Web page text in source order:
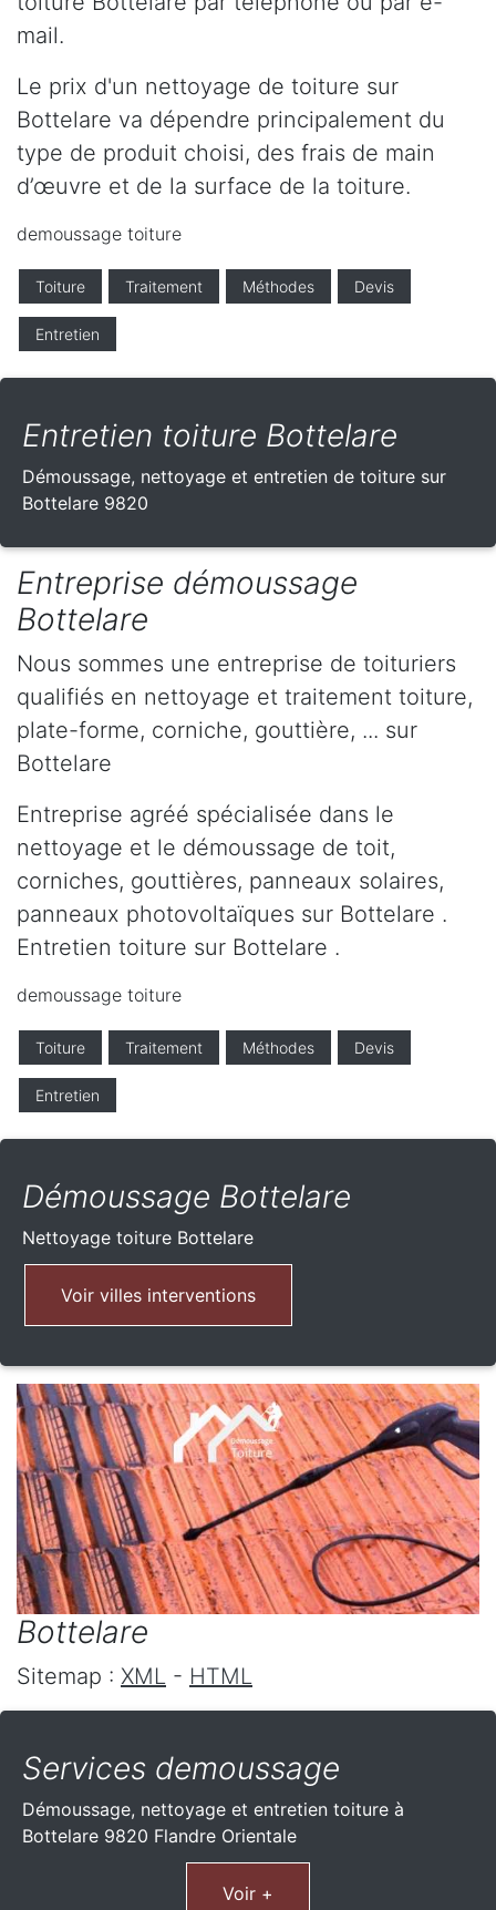
mail.
Le prix d'un nettoyage de toiture sur
Bottelare va dépendre principalement du
type de produit choisi, des frais de main
d’œuvre et de la surface de la toiture.
demoussage toiture
Toiture Traitement Méthodes Devis
Entretien
Entretien toiture Bottelare
Démoussage, nettoyage et entretien de toiture sur
Bottelare 9820
Entreprise démoussage
Bottelare
Nous sommes une entreprise de toituriers
qualifiés en nettoyage et traitement toiture,
plate-forme, corniche, gouttière, ... sur
Bottelare
Entreprise agréé spécialisée dans le
nettoyage et le démoussage de toit,
corniches, gouttières, panneaux solaires,
panneaux photovoltaïques sur Bottelare .
Entretien toiture sur Bottelare .
demoussage toiture
Toiture Traitement Méthodes Devis
Entretien
Démoussage Bottelare
Nettoyage toiture Bottelare
Voir villes interventions
Bottelare
Sitemap : XML - HTML
Services demoussage
Démoussage, nettoyage et entretien toiture à
Bottelare 9820 Flandre Orientale
Voir +